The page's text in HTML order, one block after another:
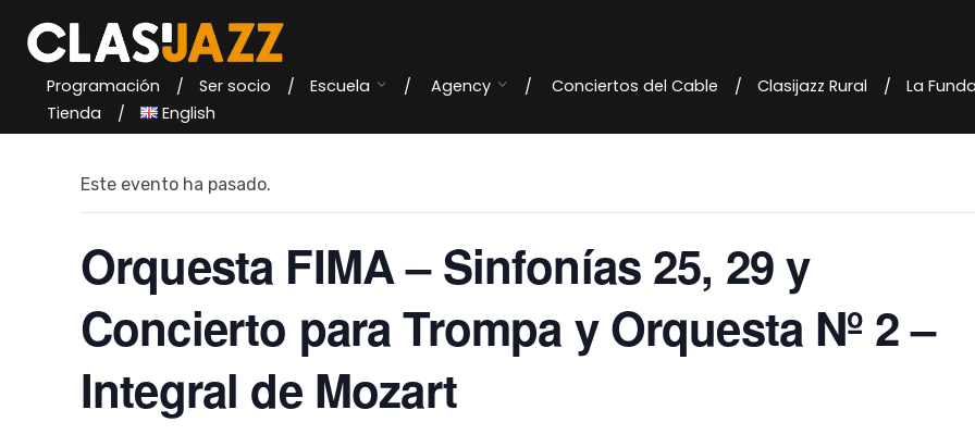
content
Programación Ser socio Escuela Agency Conciertos del Cable Clasijazz Rural La
Tienda
English
« Todos los Eventos
Este evento ha pasado.
Orquesta FIMA – Sinfonías 25, 29 y
Concierto para Trompa y Orquesta Nº 2 –
Integral de Mozart